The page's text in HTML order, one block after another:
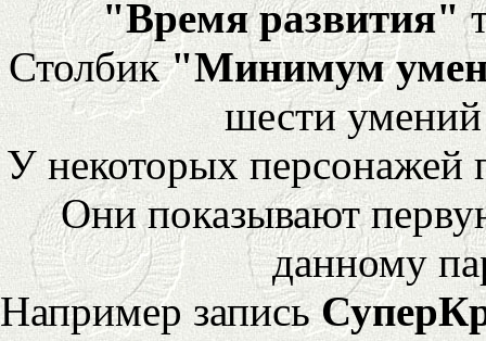
"Время развития"
Столбик"Минимум
шести
У некоторых персонажей
Они показывают
данному
Например запись